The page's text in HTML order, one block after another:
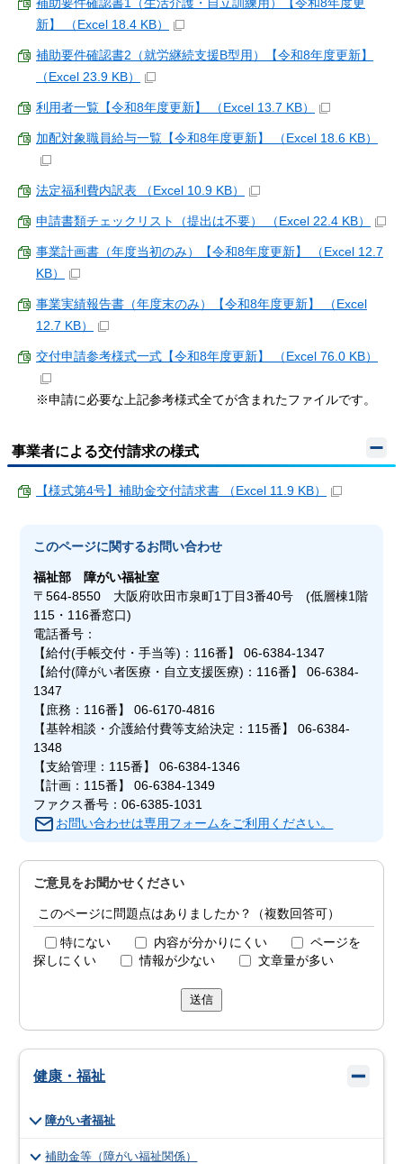
補助要件確認書1（生活介護・自立訓練用）【令和8年度更
新】 （Excel 18.4 KB）
補助要件確認書2（就労継続支援B型用）【令和8年度更新】
（Excel 23.9 KB）
利用者一覧【令和8年度更新】 （Excel 13.7 KB）
加配対象職員給与一覧【令和8年度更新】 （Excel 18.6 KB）
法定福利費内訳表 （Excel 10.9 KB）
申請書類チェックリスト（提出は不要） （Excel 22.4 KB）
事業計画書（年度当初のみ）【令和8年度更新】 （Excel 12.7
KB）
事業実績報告書（年度末のみ）【令和8年度更新】 （Excel
12.7 KB）
交付申請参考様式一式【令和8年度更新】 （Excel 76.0 KB）
※申請に必要な上記参考様式全てが含まれたファイルです。
事業者による交付請求の様式
【様式第4号】補助金交付請求書 （Excel 11.9 KB）
このページに関するお問い合わせ
福祉部
障がい福祉室
〒564-8550 大阪府吹田市泉町1丁目3番40号 (低層棟1階
115・116番窓口)
電話番号：
【給付(手帳交付・手当等)：116番】 06-6384-1347
【給付(障がい者医療・自立支援医療)：116番】 06-6384-
1347
【庶務：116番】 06-6170-4816
【基幹相談・介護給付費等支給決定：115番】 06-6384-
1348
【支給管理：115番】 06-6384-1346
【計画：115番】 06-6384-1349
ファクス番号：06-6385-1031
お問い合わせは専用フォームをご利用ください。
ご意見をお聞かせください
このページに問題点はありましたか？（複数回答可）
特にない 内容が分かりにくい
ページを
探しにくい
情報が少ない 文章量が多い
送信
健康・福祉
障がい者福祉
補助金等（障がい福祉関係）